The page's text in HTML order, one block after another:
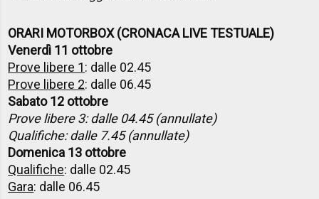
ORARI MOTORBOX (CRONACA LIVE TESTUALE)
Venerdì 11 ottobre
Prove libere 1: dalle 02.45
Prove libere 2: dalle 06.45
Sabato 12 ottobre
Prove libere 3: dalle 04.45 (annullate)
Qualifiche: dalle 7.45 (annullate)
Domenica 13 ottobre
Qualifiche: dalle 02.45
Gara: dalle 06.45